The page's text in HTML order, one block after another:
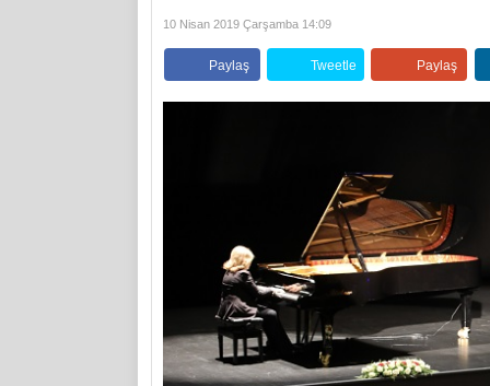
10 Nisan 2019 Çarşamba 14:09
Paylaş Tweetle Paylaş